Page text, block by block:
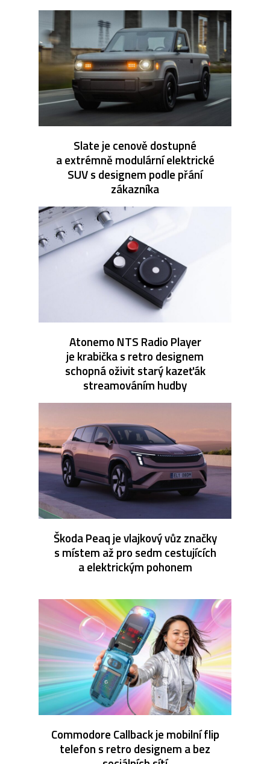
Slate je cenově dostupné
a extrémně modulární elektrické
SUV s designem podle přání
zákazníka
Atonemo NTS Radio Player
je krabička s retro designem
schopná oživit starý kazeťák
streamováním hudby
Škoda Peaq je vlajkový vůz značky
s místem až pro sedm cestujících
a elektrickým pohonem
Commodore Callback je mobilní flip
telefon s retro designem a bez